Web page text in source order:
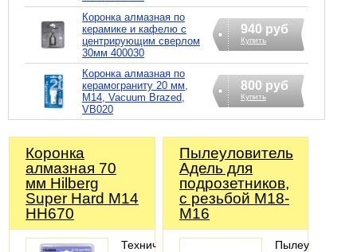
Коронка алмазная по
керамике и кафелю с
центрирующим сверлом
30мм 400030
940 руб
Купить
Коронка алмазная по
керамограниту 20 мм,
М14, Vacuum Brazed,
VB020
800 руб
Купить
Коронка
алмазная 70
мм Hilberg
Super Hard M14
HH670
Технические
Пылеуловитель
Адель для
подрозетников,
с резьбой M18-
М16